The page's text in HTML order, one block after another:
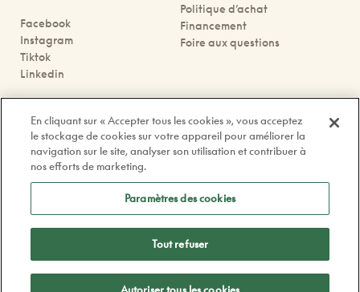
Facebook
Instagram
Tiktok
Linkedin
Prendre rendez-vous
Nos boutiques
Contactez-nous
contact@doyle.ca
Politique d’achat
Financement
Foire aux questions
Politique de confidentialité Légal
En cliquant sur « Accepter tous les cookies », vous acceptez
le stockage de cookies sur votre appareil pour améliorer la
navigation sur le site, analyser son utilisation et contribuer à
nos efforts de marketing.
Paramètres des cookies
Tout refuser